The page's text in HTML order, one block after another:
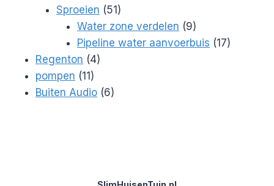
Sproeien 5151
producten
Water zone verdelen 99
producten
Pipeline water aanvoerbuis 1717
Regenton 44
pompen 1111
producten
Buiten Audio 66